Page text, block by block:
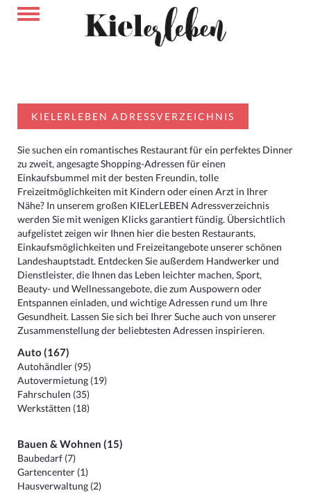
KIELERLEBEN ADRESSVERZEICHNIS
Sie suchen ein romantisches Restaurant für ein perfektes Dinner
zu zweit, angesagte Shopping-Adressen für einen
Einkaufsbummel mit der besten Freundin, tolle
Freizeitmöglichkeiten mit Kindern oder einen Arzt in Ihrer
Nähe? In unserem großen KIELerLEBEN Adressverzeichnis
werden Sie mit wenigen Klicks garantiert fündig. Übersichtlich
aufgelistet zeigen wir Ihnen hier die besten Restaurants,
Einkaufsmöglichkeiten und Freizeitangebote unserer schönen
Landeshauptstadt. Entdecken Sie außerdem Handwerker und
Dienstleister, die Ihnen das Leben leichter machen, Sport,
Beauty- und Wellnessangebote, die zum Auspowern oder
Entspannen einladen, und wichtige Adressen rund um Ihre
Gesundheit. Lassen Sie sich bei Ihrer Suche auch von unserer
Zusammenstellung der beliebtesten Adressen inspirieren.
Auto (167)
Autohändler (95)
Autovermietung (19)
Fahrschulen (35)
Werkstätten (18)
Bauen & Wohnen (15)
Baubedarf (7)
Gartencenter (1)
Hausverwaltung (2)